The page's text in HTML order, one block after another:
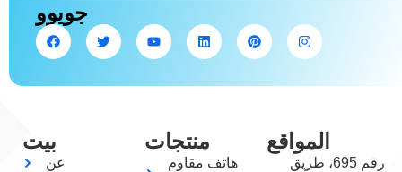
جويوو
بيت
عن
منتجات
هاتف مقاوم
المواقع
رقم 695، طريق